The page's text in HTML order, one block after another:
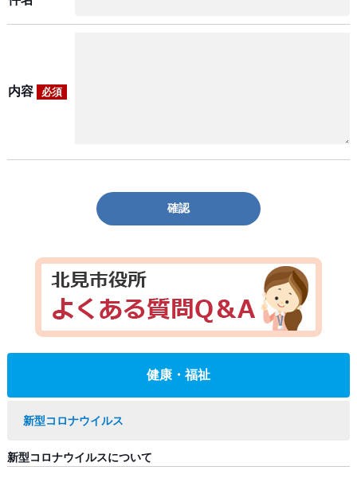
内容 必須
確認
健康・福祉
新型コロナウイルス
新型コロナウイルスについて